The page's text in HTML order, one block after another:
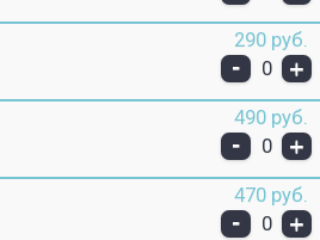
290 руб.
- 0 +
490 руб.
- 0 +
470 руб.
- 0 +